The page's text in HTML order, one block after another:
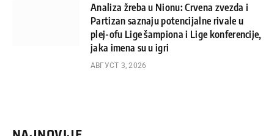
Analiza žreba u Nionu: Crvena zvezda i
Partizan saznaju potencijalne rivale u
plej-ofu Lige šampiona i Lige konferencije,
jaka imena su u igri
АВГУСТ 3, 2026